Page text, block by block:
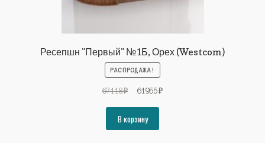
Ресепшн "Первый" №1Б, Орех (Westcom)
РАСПРОДАЖА!
67118₽
Первоначальная
составляла
67118₽.
61955₽Текущая
В корзину